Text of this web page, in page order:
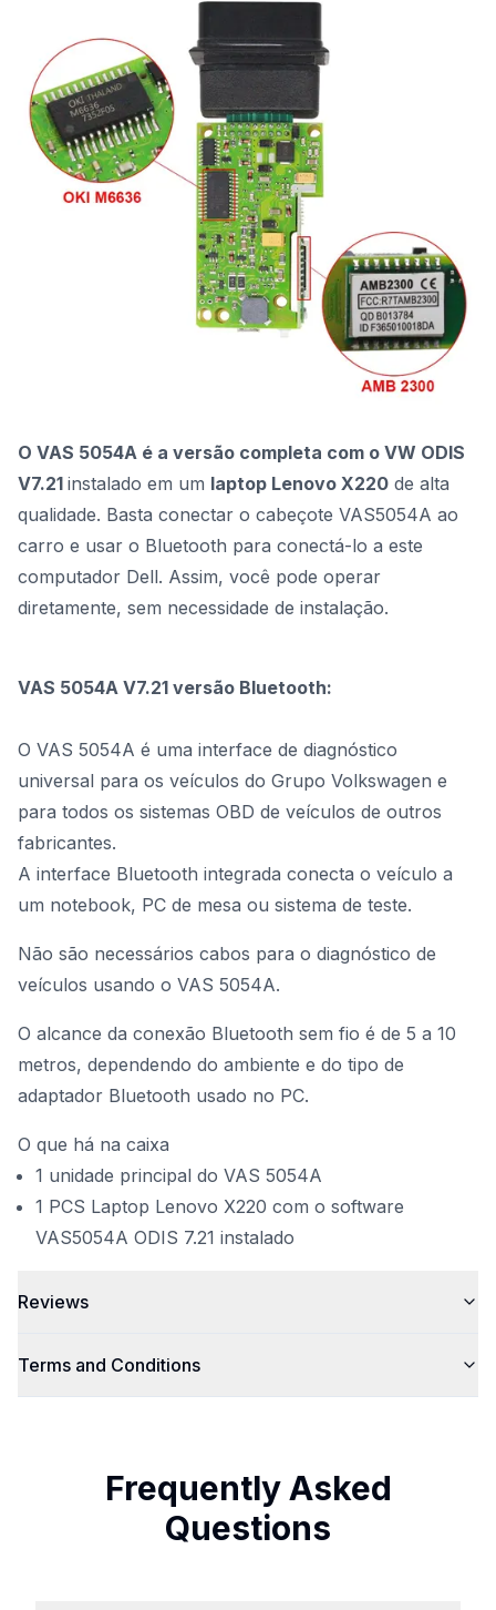
O VAS 5054A é a versão completa com o VW ODIS
V7.21 instalado em um laptop Lenovo X220 de alta
qualidade. Basta conectar o cabeçote VAS5054A ao
carro e usar o Bluetooth para conectá-lo a este
computador Dell. Assim, você pode operar
diretamente, sem necessidade de instalação.
VAS 5054A V7.21 versão Bluetooth:
O VAS 5054A é uma interface de diagnóstico
universal para os veículos do Grupo Volkswagen e
para todos os sistemas OBD de veículos de outros
fabricantes.
A interface Bluetooth integrada conecta o veículo a
um notebook, PC de mesa ou sistema de teste.
Não são necessários cabos para o diagnóstico de
veículos usando o VAS 5054A.
O alcance da conexão Bluetooth sem fio é de 5 a 10
metros, dependendo do ambiente e do tipo de
adaptador Bluetooth usado no PC.
O que há na caixa
1 unidade principal do VAS 5054A
1 PCS Laptop Lenovo X220 com o software
VAS5054A ODIS 7.21 instalado
Reviews
Terms and Conditions
Frequently Asked
Questions